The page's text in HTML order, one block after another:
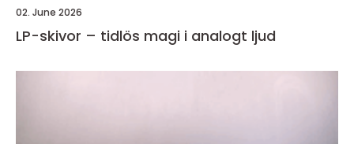
02. June 2026
LP-skivor – tidlös magi i analogt ljud